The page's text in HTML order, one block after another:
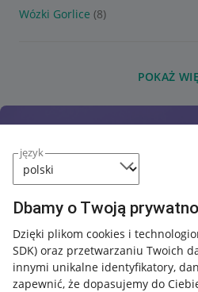
język
Dbamy o Twoją
Dzięki plikom cookies i
SDK) oraz przetwarzaniu Twoich
innymi unikalne identyfikatory,
zapewnić, że dopasujemy do
Wózki Gorlice (8)
POKAŻ